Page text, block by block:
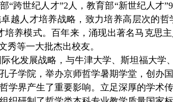
“跨世纪人才”2人，教育部“新世纪人才
越人才培养战略，致力培养高层次的哲
培养模式。百年来，涌现出著名马克思
秀等一大批杰出校友。
发展战略，与牛津大学、斯坦福大学
子学院，举办京师哲学暑期学堂，创办
学界产生了重要影响。立足深厚的学术